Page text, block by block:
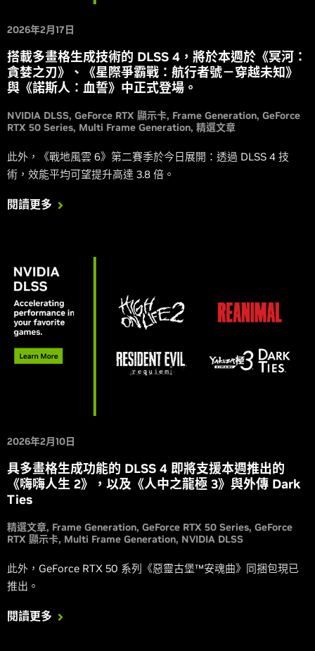
2026年2月17日
搭載多畫格生成技術的 DLSS 4，將於本週於《冥河：
貪婪之刃》、《星際爭霸戰：航行者號－穿越未知》
與《諾斯人：血誓》中正式登場。
NVIDIA DLSS GeForce RTX 顯示卡 Frame Generation GeForce
RTX 50 Series Multi Frame Generation 精選文章
此外，《戰地風雲 6》第二賽季於今日展開：透過 DLSS 4 技
術，效能平均可望提升高達 3.8 倍。
閱讀更多
2026年2月10日
具多畫格生成功能的 DLSS 4 即將支援本週推出的
《嗨嗨人生 2》，以及《人中之龍極 3》與外傳 Dark
Ties
精選文章 Frame Generation GeForce RTX 50 Series GeForce
RTX 顯示卡 Multi Frame Generation NVIDIA DLSS
此外，GeForce RTX 50 系列《惡靈古堡™安魂曲》同捆包現已
推出。
閱讀更多